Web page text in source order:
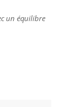
un équilibre